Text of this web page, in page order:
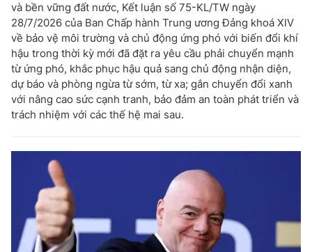
và bền vững đất nước, Kết luận số 75-KL/TW ngày
28/7/2026 của Ban Chấp hành Trung ương Đảng khoá XIV
về bảo vệ môi trường và chủ động ứng phó với biến đổi khí
hậu trong thời kỳ mới đã đặt ra yêu cầu phải chuyển mạnh
từ ứng phó, khắc phục hậu quả sang chủ động nhận diện,
dự báo và phòng ngừa từ sớm, từ xa; gắn chuyển đổi xanh
với nâng cao sức cạnh tranh, bảo đảm an toàn phát triển và
trách nhiệm với các thế hệ mai sau.